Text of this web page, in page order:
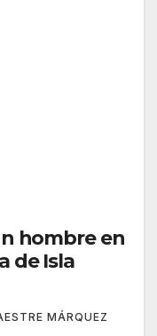
hombre en
de Isla
MÁRQUEZ